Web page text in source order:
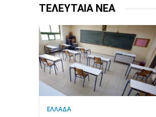
ΤΕΛΕΥΤΑΙΑ ΝΕΑ
ΕΛΛΑΔΑ